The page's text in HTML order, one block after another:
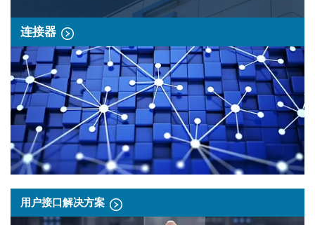
连接器
用户接口解决方案